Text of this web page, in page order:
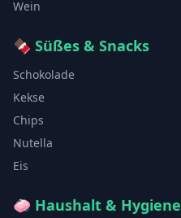
Wein
🍫 Süßes & Snacks
Schokolade
Kekse
Chips
Nutella
Eis
🧼 Haushalt & Hygiene